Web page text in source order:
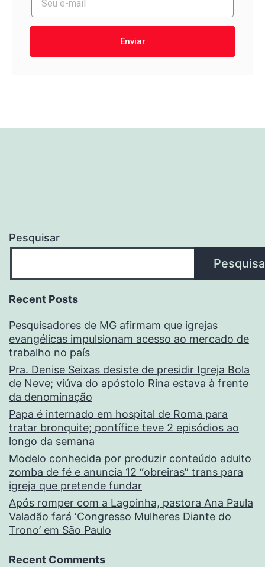
Enviar
Pesquisar
Recent Posts
Pesquisadores de MG afirmam que igrejas
evangélicas impulsionam acesso ao mercado de
trabalho no país
Pra. Denise Seixas desiste de presidir Igreja Bola
de Neve; viúva do apóstolo Rina estava à frente
da denominação
Papa é internado em hospital de Roma para
tratar bronquite; pontífice teve 2 episódios ao
longo da semana
Modelo conhecida por produzir conteúdo adulto
zomba de fé e anuncia 12 “obreiras” trans para
igreja que pretende fundar
Após romper com a Lagoinha, pastora Ana Paula
Valadão fará ‘Congresso Mulheres Diante do
Trono’ em São Paulo
Recent Comments